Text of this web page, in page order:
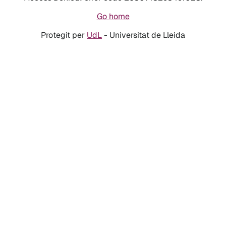
Go home
Protegit per UdL- Universitat de Lleida